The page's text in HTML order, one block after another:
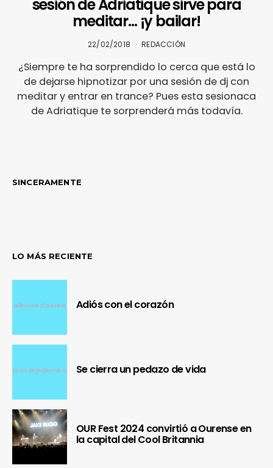
sesión de Adriatique sirve para
meditar… ¡y bailar!
22/02/2018 REDACCIÓN
¿Siempre te ha sorprendido lo cerca que está lo
de dejarse hipnotizar por una sesión de dj con
meditar y entrar en trance? Pues esta sesionaca
de Adriatique te sorprenderá más todavía.
SINCERAMENTE
LO MÁS RECIENTE
Adiós con el corazón
Se cierra un pedazo de vida
OUR Fest 2024 convirtió a Ourense en
la capital del Cool Britannia